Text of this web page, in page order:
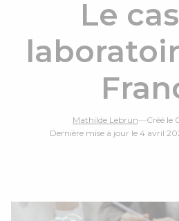
Le
Mathilde Lebrun—Créé le
Dernière mise à jour le 4 avril